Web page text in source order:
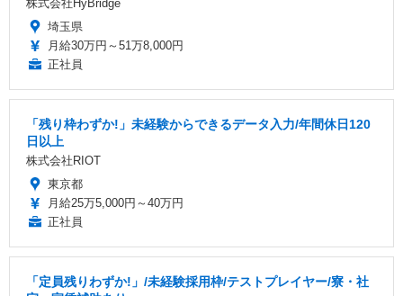
株式会社HyBridge
埼玉県
月給30万円～51万8,000円
正社員
「残り枠わずか!」未経験からできるデータ入力/年間休日120
日以上
株式会社RIOT
東京都
月給25万5,000円～40万円
正社員
「定員残りわずか!」/未経験採用枠/テストプレイヤー/寮・社